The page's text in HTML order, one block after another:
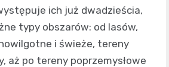
ich już dwadzieścia,
typy obszarów: od lasów,
i świeże, tereny
aż po tereny poprzemysłowe